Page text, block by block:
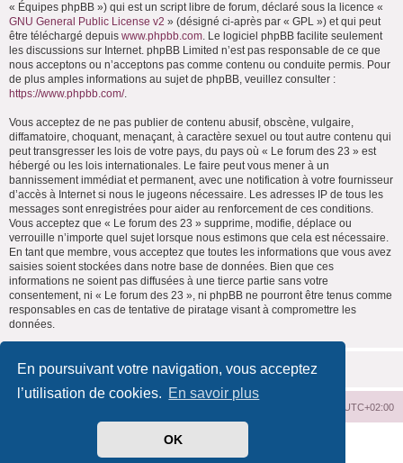
En poursuivant votre navigation, vous acceptez
l’utilisation de cookies. En savoir plus
OK
« Équipes phpBB ») qui est un script libre de forum, déclaré sous la licence «
GNU General Public License v2 » (désigné ci-après par « GPL ») et qui peut
être téléchargé depuis www.phpbb.com. Le logiciel phpBB facilite seulement
les discussions sur Internet. phpBB Limited n’est pas responsable de ce que
nous acceptons ou n’acceptons pas comme contenu ou conduite permis. Pour
de plus amples informations au sujet de phpBB, veuillez consulter :
https://www.phpbb.com/.
Vous acceptez de ne pas publier de contenu abusif, obscène, vulgaire,
diffamatoire, choquant, menaçant, à caractère sexuel ou tout autre contenu qui
peut transgresser les lois de votre pays, du pays où « Le forum des 23 » est
hébergé ou les lois internationales. Le faire peut vous mener à un
bannissement immédiat et permanent, avec une notification à votre fournisseur
d’accès à Internet si nous le jugeons nécessaire. Les adresses IP de tous les
messages sont enregistrées pour aider au renforcement de ces conditions.
Vous acceptez que « Le forum des 23 » supprime, modifie, déplace ou
verrouille n’importe quel sujet lorsque nous estimons que cela est nécessaire.
En tant que membre, vous acceptez que toutes les informations que vous avez
saisies soient stockées dans notre base de données. Bien que ces
informations ne soient pas diffusées à une tierce partie sans votre
consentement, ni « Le forum des 23 », ni phpBB ne pourront être tenus comme
responsables en cas de tentative de piratage visant à compromettre les
données.
UTC+02:00
phpBB ® Forum Software © phpBB Limited
phpBB-fr.com